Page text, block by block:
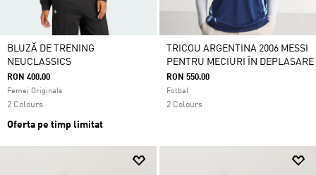
BLUZĂ DE TRENING
NEUCLASSICS
RON 400.00
Femei Originals
2 Colours
Oferta pe timp limitat
TRICOU ARGENTINA 2006 MESSI
PENTRU MECIURI ÎN DEPLASARE
RON 550.00
Fotbal
2 Colours